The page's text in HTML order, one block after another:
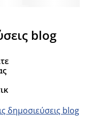
blog
δημοσιεύσεις blog